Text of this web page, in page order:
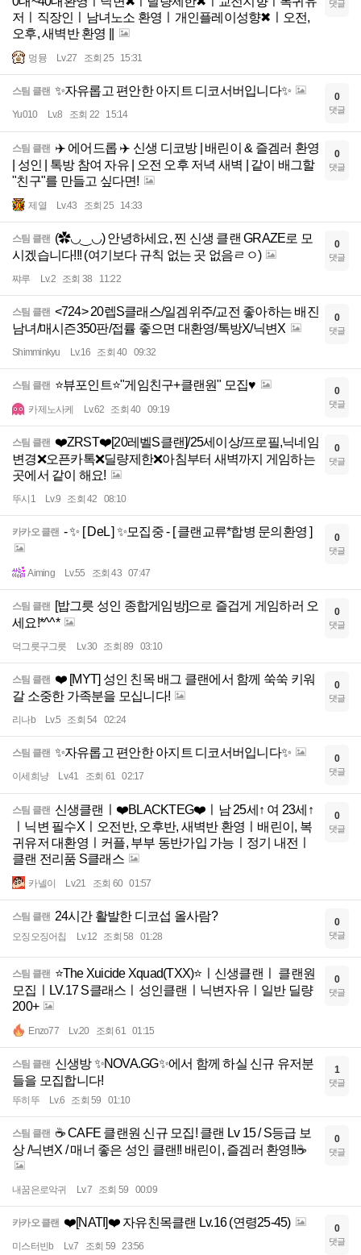
저ㅣ직장인ㅣ남녀노소 환영ㅣ개인플레이성향✖ㅣ오전,
오후, 새벽반 환영 ||
멍뮹 Lv.27 조회 25 15:31
댓글
스팀 클랜 ✨자유롭고 편안한 아지트 디코서버입니다✨
Yu010 Lv.8 조회 22 15:14
0
댓글
스팀 클랜 ✈️ 에어드롭 ✈️ 신생 디코방 | 배린이 & 즐겜러 환영
| 성인 | 톡방 참여 자유 | 오전 오후 저녁 새벽 | 같이 배그할
"친구"를 만들고 싶다면!
제열 Lv.43 조회 25 14:33
0
댓글
스팀 클랜 (✿◡‿◡) 안녕하세요, 찐 신생 클랜 GRAZE로 모
시겠습니다!!! (여기보다 규칙 없는 곳 없음ㄹㅇ)
쨔루 Lv.2 조회 38 11:22
0
댓글
스팀 클랜 <724> 20렙S클래스/일겜위주/교전 좋아하는 배진
남녀/매시즌350판/접률 좋으면 대환영/톡방X/닉변X
Shimminkyu Lv.16 조회 40 09:32
0
댓글
스팀 클랜 ⭐뷰포인트⭐"게임친구+클랜원" 모집♥️
카제노사케 Lv.62 조회 40 09:19
0
댓글
스팀 클랜 ❤️ZRST❤️[20레벨S클랜]/25세이상/프로필,닉네임
변경❌오픈카톡❌딜량제한❌아침부터 새벽까지 게임하는
곳에서 같이 해요!
뚜시1 Lv.9 조회 42 08:10
0
댓글
카카오 클랜 - ✨ [ DeL ] ✨모집중 - [ 클랜교류*합병 문의환영 ]
Aiming Lv.55 조회 43 07:47
0
댓글
스팀 클랜 [밥그릇 성인 종합게임방]으로 즐겁게 게임하러 오
세요!*^^*
덕그릇구그릇 Lv.30 조회 89 03:10
0
댓글
스팀 클랜 ❤️ [MYT] 성인 친목 배그 클랜에서 함께 쑥쑥 키워
갈 소중한 가족분을 모십니다!
리나b Lv.5 조회 54 02:24
0
댓글
스팀 클랜 ✨자유롭고 편안한 아지트 디코서버입니다✨
이세희냥 Lv.41 조회 61 02:17
0
댓글
스팀 클랜 신생클랜ㅣ❤️BLACKTEG❤️ㅣ남 25세↑ 여 23세↑
ㅣ닉변 필수Xㅣ오전반, 오후반, 새벽반 환영ㅣ배린이, 복
귀유저 대환영ㅣ커플, 부부 동반가입 가능ㅣ정기 내전ㅣ
클랜 전리품 S클래스
카넬이 Lv.21 조회 60 01:57
0
댓글
스팀 클랜 24시간 활발한 디코섭 올사람?
오징오징어칩 Lv.12 조회 58 01:28
0
댓글
스팀 클랜 ⭐The Xuicide Xquad(TXX)⭐ㅣ신생클랜ㅣ 클랜원
모집ㅣLV.17 S클래스ㅣ성인클랜ㅣ닉변자유ㅣ일반 딜량
200+
Enzo77 Lv.20 조회 61 01:15
0
댓글
스팀 클랜 신생방 ✨NOVA.GG✨에서 함께 하실 신규 유저분
들을 모집합니다!
뚜히뚜 Lv.6 조회 59 01:10
1
댓글
스팀 클랜 ☕ CAFE 클랜원 신규 모집! 클랜 Lv 15 / S등급 보
상 /닉변X / 매너 좋은 성인 클랜!! 배린이, 즐겜러 환영!!☕
내꿈은로악귀 Lv.7 조회 59 00:09
0
댓글
카카오 클랜 ❤️[NATI]❤️ 자유친목클랜 Lv.16 (연령25-45)
미스터빈b Lv.7 조회 59 23:56
0
댓글